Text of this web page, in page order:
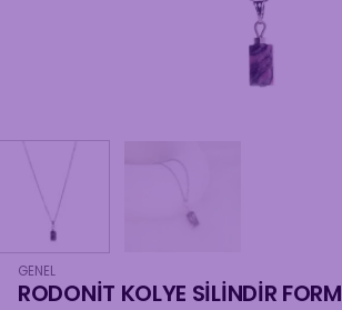
GENEL
RODONİT KOLYE SİLİNDİR FORM